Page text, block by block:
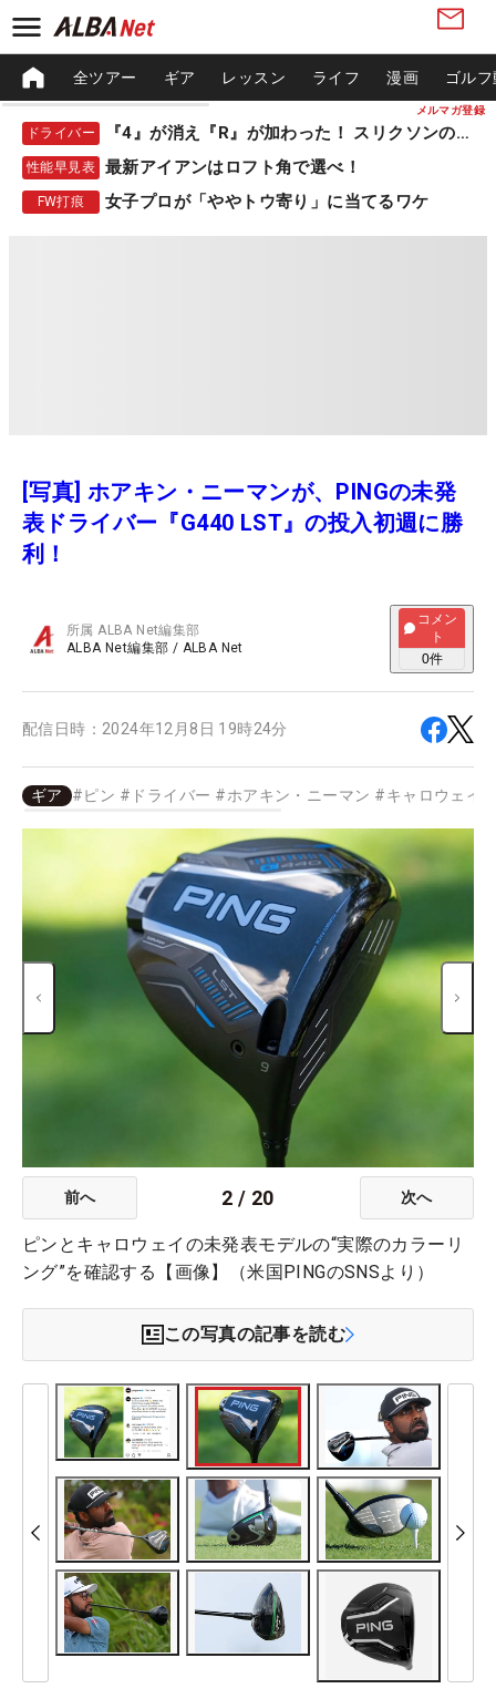
メルマガ登録
全ツアー ギア レッスン ライフ 漫画 ゴル
ドライバー 『4』が消え『R』が加わった！ スリクソンの新作
性能早見表 最新アイアンはロフト角で選べ！
FW打痕 女子プロが「ややトウ寄り」に当てるワケ
[写真] ホアキン・ニーマンが、PINGの未発
表ドライバー『G440 LST』の投入初週に勝
利！
所属ALBA Net編集部
ALBA Net編集部 / ALBA Net
コメン
ト
0件
配信日時： 2024年12月8日 19時24分
ギア #ピン # ドライバー #ホアキン・ニーマン #キャロウェイ
前へ 2 / 20 次へ
ピンとキャロウェイの未発表モデルの“実際のカラーリ
ング”を確認する【画像】（米国PINGのSNSより）
この写真の記事を読む